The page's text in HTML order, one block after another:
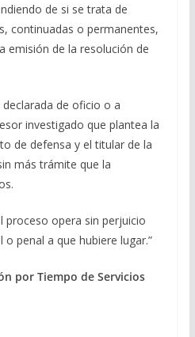
de si se trata de
continuadas o permanentes,
emisión de la resolución de
declarada de oficio o a
investigado que plantea la
de defensa y el titular de la
más trámite que la
proceso opera sin perjuicio
o penal a que hubiere lugar.”
por Tiempo de Servicios